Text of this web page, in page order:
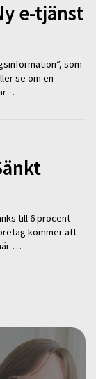
e-tjänst
som
se om en
…
till 6 procent
kommer att
…